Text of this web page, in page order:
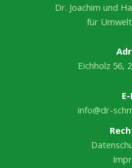
Dr. Joachim und
für
Eichholz 56,
info@dr-